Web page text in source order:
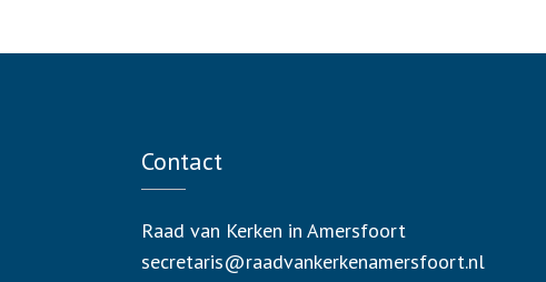
Contact
Raad van Kerken in Amersfoort
secretaris@raadvankerkenamersfoort.nl